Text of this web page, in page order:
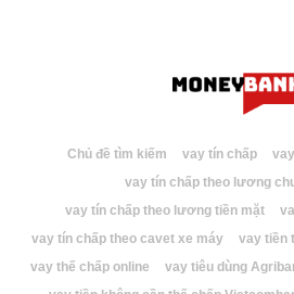
Chủ đề tìm kiếm vay tín chấp
vay tín chấp theo lương
vay tín chấp theo lương tiền mặt
vay tín chấp theo cavet xe máy
vay tiền
vay thế chấp online
vay tiêu dùng